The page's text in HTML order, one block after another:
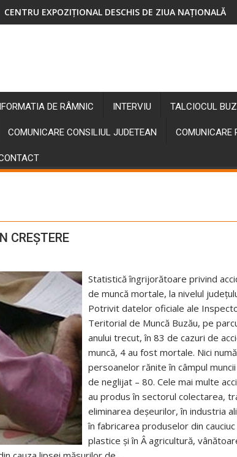
CENTRU EXPOZIȚIONAL DESCHIS DE ZIUA NAȚIONALĂ
DE RÂMNIC INTERVIU TALCIOCUL
COMUNICARE CONSILIUL JUDETEAN COMUNICARE
CREȘTERE
Statistică îngrijorătoare privind
de muncă mortale, la nivelul
Potrivit datelor oficiale ale
Teritorial de Muncă Buzău, pe
anului trecut, în 83 de cazuri de
muncă, 4 au fost mortale. Nici
persoanelor rănite în câmpul
de neglijat – 80. Cele mai multe
au produs în sectorul colectarea,
eliminarea deșeurilor, în industria
în fabricarea produselor din
plastice și în Â agricultură,